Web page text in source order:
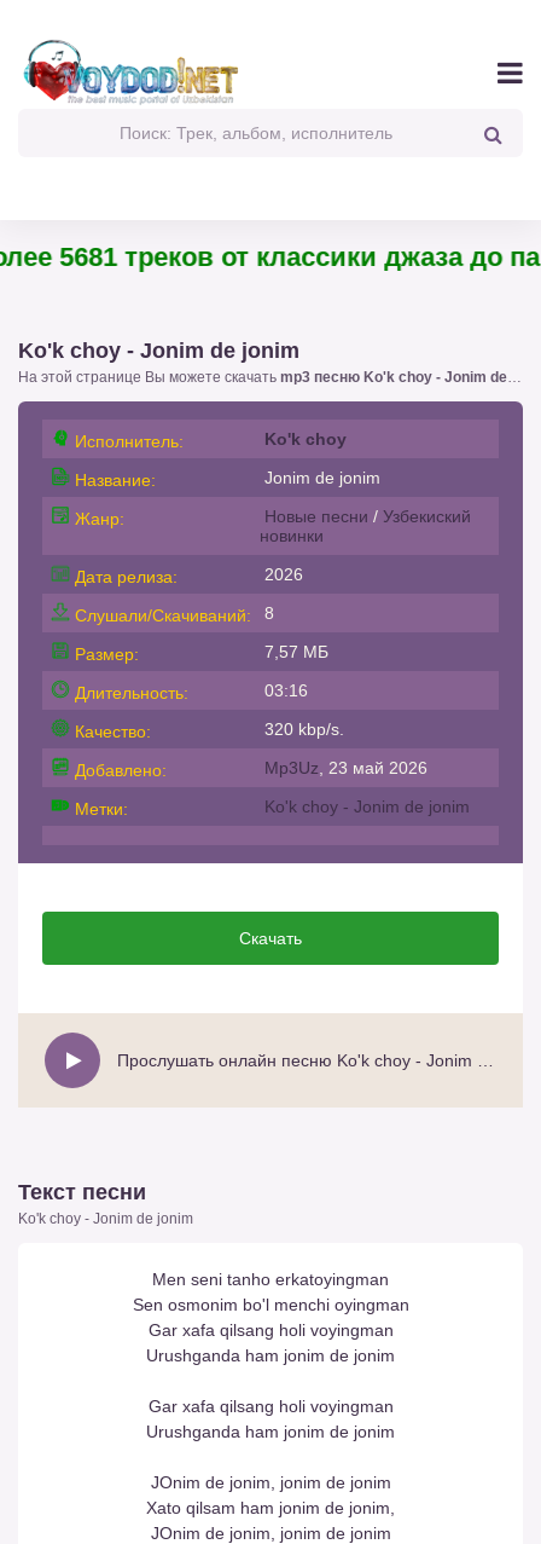
5681 треков от классики джаза до
Ko'k choy - Jonim de jonim
На этой странице Вы можете скачать mp3 песню Ko'k choy - Jonim de jonim
Исполнитель: Ko'k choy
Название: Jonim de jonim
Жанр: Новые песни / Узбекиский
новинки
Дата релиза: 2026
Слушали/Скачиваний: 8
Размер: 7,57 МБ
Длительность: 03:16
Качество: 320 kbp/s.
Добавлено: Mp3Uz , 23 май 2026
Метки: Ko'k choy - Jonim de jonim
Скачать
Текст песни
Ko'k choy - Jonim de jonim
Men seni tanho erkatoyingman
Sen osmonim bo'l menchi oyingman
Gar xafa qilsang holi voyingman
Urushganda ham jonim de jonim
Gar xafa qilsang holi voyingman
Urushganda ham jonim de jonim
JOnim de jonim, jonim de jonim
Xato qilsam ham jonim de jonim,
JOnim de jonim, jonim de jonim